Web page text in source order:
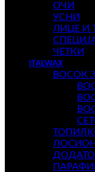
ОЧИ
УСНИ
ЛИЦЕ И
ЧЕТКИ
ITALWAX
ВОСОК